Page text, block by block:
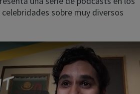
sobre muy diversos